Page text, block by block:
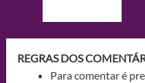
REGRAS DOS
Para comentar é